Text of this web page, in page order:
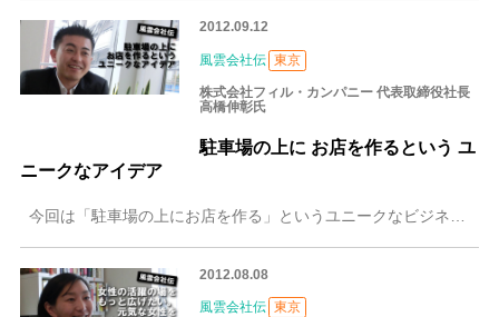
2012.09.12
風雲会社伝 東京
株式会社フィル・カンパニー 代表取締役社長
高橋伸彰氏
駐車場の上に お店を作るという ユ
ニークなアイデア
2012.08.08
風雲会社伝 東京